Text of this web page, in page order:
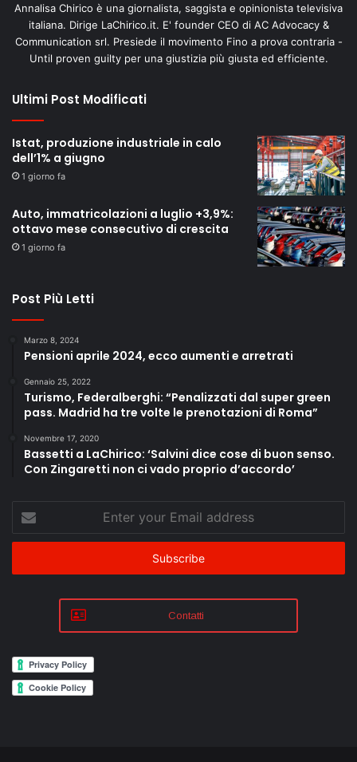
Annalisa Chirico è una giornalista, saggista e opinionista televisiva
italiana. Dirige LaChirico.it. E' founder CEO di AC Advocacy &
Communication srl. Presiede il movimento Fino a prova contraria -
Until proven guilty per una giustizia più giusta ed efficiente.
Ultimi Post Modificati
Istat, produzione industriale in calo
dell’1% a giugno
1 giorno fa
Auto, immatricolazioni a luglio +3,9%:
ottavo mese consecutivo di crescita
1 giorno fa
Post Più Letti
Marzo 8, 2024
Pensioni aprile 2024, ecco aumenti e arretrati
Gennaio 25, 2022
Turismo, Federalberghi: “Penalizzati dal super green
pass. Madrid ha tre volte le prenotazioni di Roma”
Novembre 17, 2020
Bassetti a LaChirico: ‘Salvini dice cose di buon senso.
Con Zingaretti non ci vado proprio d’accordo’
your
Email
Contatti